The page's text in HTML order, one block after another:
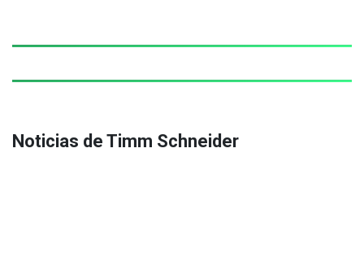
Noticias de Timm Schneider